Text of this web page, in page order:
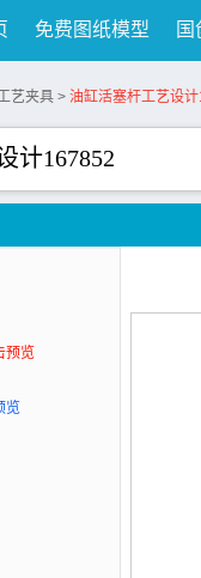
免费图纸模型
们
艺夹具 > 油缸活塞杆工艺设
计167852
预览
览